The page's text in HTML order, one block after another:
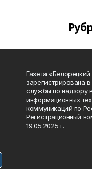
Газета
зарегистрирована
службы по надзору
информационных
коммуникаций по
Регистрационный
19.05.2025 г.